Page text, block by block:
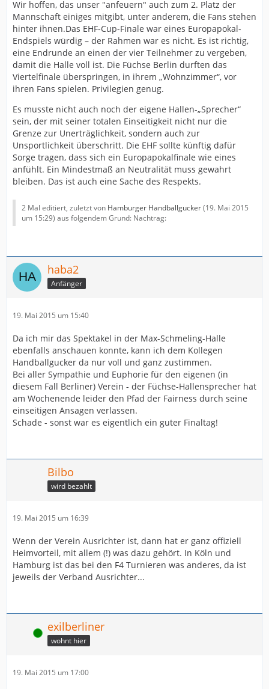
Wir hoffen, das unser "anfeuern" auch zum 2. Platz der
Mannschaft einiges mitgibt, unter anderem, die Fans stehen
hinter ihnen.Das EHF-Cup-Finale war eines Europapokal-
Endspiels würdig – der Rahmen war es nicht. Es ist richtig,
eine Endrunde an einen der vier Teilnehmer zu vergeben,
damit die Halle voll ist. Die Füchse Berlin durften das
Viertelfinale überspringen, in ihrem „Wohnzimmer“, vor
ihren Fans spielen. Privilegien genug.
Es musste nicht auch noch der eigene Hallen-„Sprecher“
sein, der mit seiner totalen Einseitigkeit nicht nur die
Grenze zur Unerträglichkeit, sondern auch zur
Unsportlichkeit überschritt. Die EHF sollte künftig dafür
Sorge tragen, dass sich ein Europapokalfinale wie eines
anfühlt. Ein Mindestmaß an Neutralität muss gewahrt
bleiben. Das ist auch eine Sache des Respekts.
2 Mal editiert, zuletzt von Hamburger Handballgucker(19. Mai 2015
um 15:29) aus folgendem Grund: Nachtrag:
haba2
Anfänger
19. Mai 2015 um 15:40
Da ich mir das Spektakel in der Max-Schmeling-Halle
ebenfalls anschauen konnte, kann ich dem Kollegen
Handballgucker da nur voll und ganz zustimmen.
Bei aller Sympathie und Euphorie für den eigenen (in
diesem Fall Berliner) Verein - der Füchse-Hallensprecher hat
am Wochenende leider den Pfad der Fairness durch seine
einseitigen Ansagen verlassen.
Schade - sonst war es eigentlich ein guter Finaltag!
Bilbo
wird bezahlt
19. Mai 2015 um 16:39
Wenn der Verein Ausrichter ist, dann hat er ganz offiziell
Heimvorteil, mit allem (!) was dazu gehört. In Köln und
Hamburg ist das bei den F4 Turnieren was anderes, da ist
jeweils der Verband Ausrichter...
Online exilberliner
wohnt hier
19. Mai 2015 um 17:00